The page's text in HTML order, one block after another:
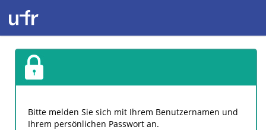
Bitte melden Sie sich mit Ihrem Benutzernamen und
Ihrem persönlichen Passwort an.